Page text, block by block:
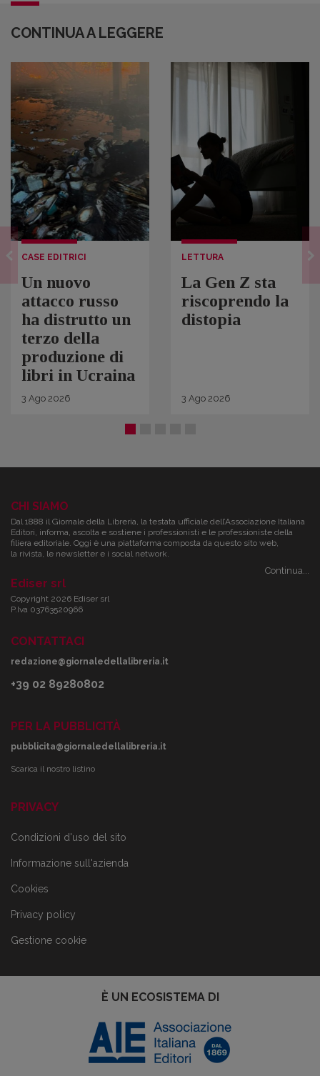
CONTINUA A LEGGERE
CASE EDITRICI
Un nuovo
attacco russo
ha distrutto un
terzo della
produzione di
libri in Ucraina
3 Ago 2026
LETTURA
La Gen Z sta
riscoprendo la
distopia
3 Ago 2026
CHI SIAMO
Dal 1888 il Giornale della Libreria, la testata ufficiale dell’Associazione Italiana
Editori, informa, ascolta e sostiene i professionisti e le professioniste della
filiera editoriale. Oggi è una piattaforma composta da questo sito web,
la rivista, le newsletter e i social network.
Continua...
Ediser srl
Copyright 2026 Ediser srl
P.Iva 03763520966
CONTATTACI
redazione@giornaledellalibreria.it
+39 02 89280802
PER LA PUBBLICITÀ
pubblicita@giornaledellalibreria.it
Scarica il nostro listino
PRIVACY
Condizioni d'uso del sito
Informazione sull'azienda
Cookies
Privacy policy
Gestione cookie
È UN ECOSISTEMA DI